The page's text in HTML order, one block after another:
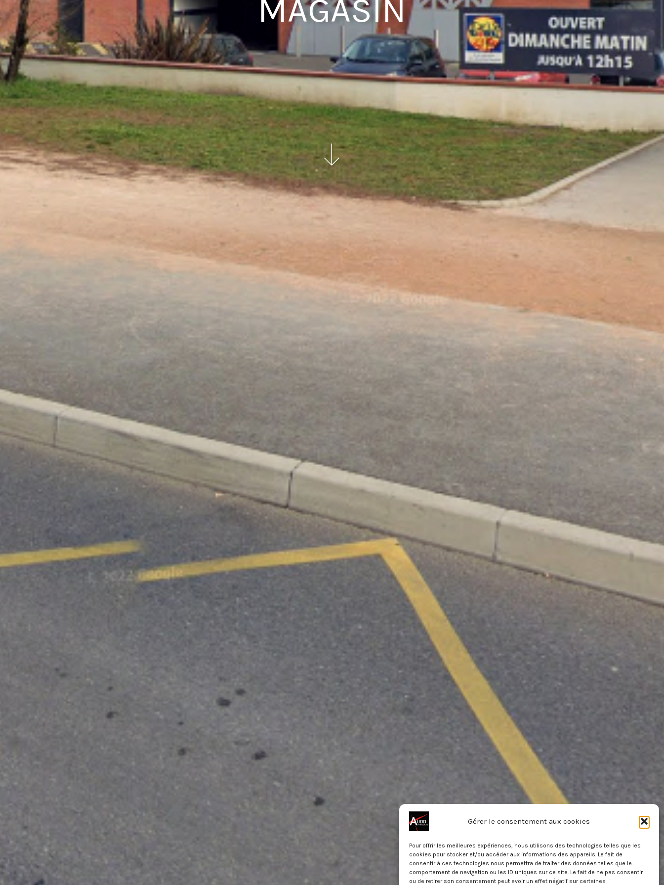
Gérer le consentement aux cookies
Pour offrir les meilleures expériences, nous utilisons des technologies telles que les
cookies pour stocker et/ou accéder aux informations des appareils. Le fait de
consentir à ces technologies nous permettra de traiter des données telles que le
comportement de navigation ou les ID uniques sur ce site. Le fait de ne pas consentir
ou de retirer son consentement peut avoir un effet négatif sur certaines
MAGASIN